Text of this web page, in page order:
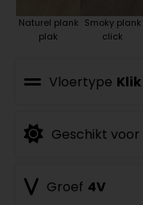
Naturel plank
plak
Smoky plank
click
Vloertype Klik
Geschikt voor
Groef 4V